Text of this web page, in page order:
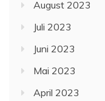
August 2023
Juli 2023
Juni 2023
Mai 2023
April 2023